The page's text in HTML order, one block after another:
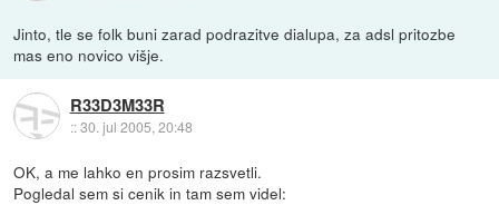
Jinto, tle se folk buni zarad podrazitve dialupa, za adsl pritozbe
mas eno novico višje.
R33D3M33R
::30. jul 2005, 20:48
OK, a me lahko en prosim razsvetli.
Pogledal sem si cenik in tam sem videl: